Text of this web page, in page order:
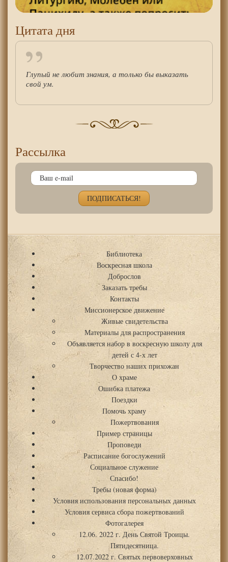
Цитата дня
Глупый не любит знания, а только бы выказать
свой ум.
Рассылка
Библиотека
Воскресная школа
Доброслов
Заказать требы
Контакты
Миссионерское движение
Живые свидетельства
Материалы для распространения
Объявляется набор в воскресную школу для
детей с 4-х лет
Творчество наших прихожан
О храме
Ошибка платежа
Поездки
Помочь храму
Пожертвования
Пример страницы
Проповеди
Расписание богослужений
Социальное служение
Спасибо!
Требы (новая форма)
Условия использования персональных данных
Условия сервиса сбора пожертвований
Фотогалерея
12.06. 2022 г. День Святой Троицы.
Пятидесятница.
12.07.2022 г. Святых первоверховных